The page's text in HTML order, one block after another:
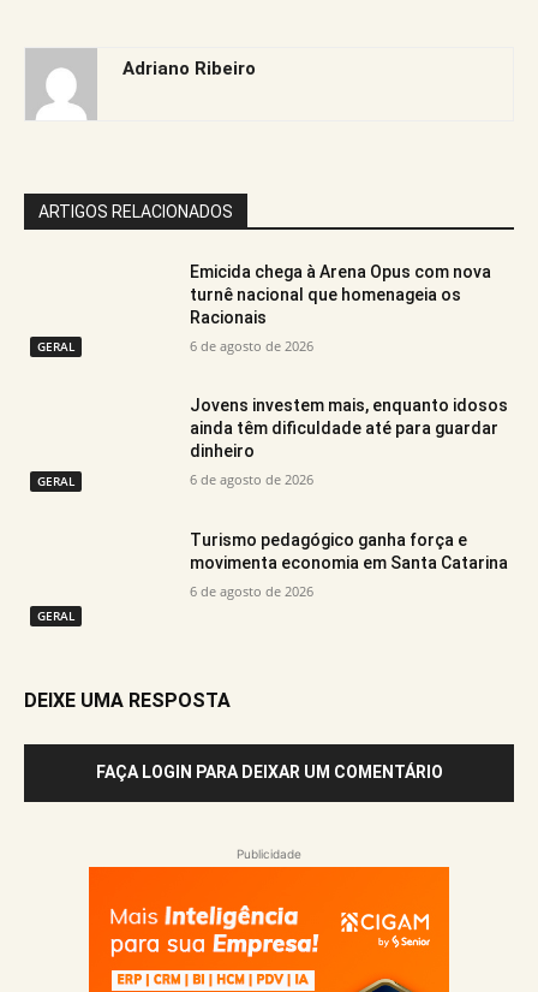
Adriano Ribeiro
ARTIGOS RELACIONADOS
GERAL
Emicida chega à Arena Opus com nova
turnê nacional que homenageia os
Racionais
6 de agosto de 2026
GERAL
Jovens investem mais, enquanto idosos
ainda têm dificuldade até para guardar
dinheiro
6 de agosto de 2026
GERAL
Turismo pedagógico ganha força e
movimenta economia em Santa Catarina
6 de agosto de 2026
DEIXE UMA RESPOSTA
FAÇA LOGIN PARA DEIXAR UM COMENTÁRIO
Publicidade